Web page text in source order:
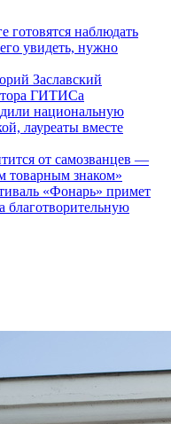
готовятся наблюдать
увидеть, нужно
Заславский
ГИТИСа
национальную
лауреаты вместе
от самозванцев —
товарным знаком»
«Фонарь» примет
благотворительную